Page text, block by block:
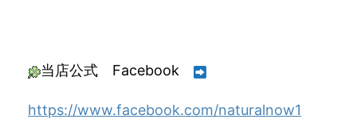
当店公式 Facebook
https://www.facebook.com/naturalnow1